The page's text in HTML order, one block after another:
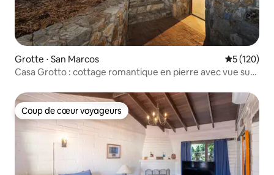
Grotte ⋅ San Marcos Évaluation
5 (120)
Casa Grotto : cottage romantique en pierre avec vue sur
Coup de cœur voyageurs
Coup de cœur voyageurs